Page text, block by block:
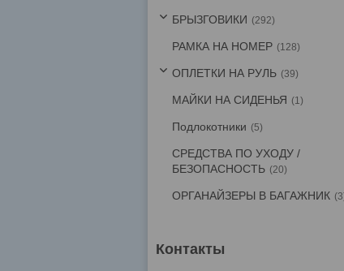
БРЫЗГОВИКИ 292
РАМКА НА НОМЕР 128
ОПЛЕТКИ НА РУЛЬ 39
МАЙКИ НА СИДЕНЬЯ 1
Подлокотники 5
СРЕДСТВА ПО УХОДУ /
БЕЗОПАСНОСТЬ
20
ОРГАНАЙЗЕРЫ В БАГАЖНИК 3